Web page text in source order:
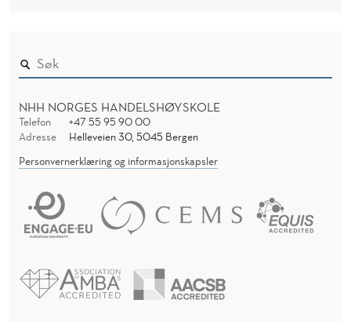
NHH NORGES HANDELSHØYSKOLE
Telefon
+47 55 95 90 00
Adresse
Helleveien 30, 5045 Bergen
Personvernerklæring og informasjonskapsler